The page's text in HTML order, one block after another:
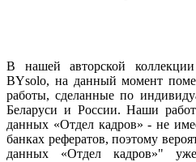
В нашей авторской
BYsolo, на данный момент
работы, сделанные по
Беларуси и России. Наши
данных «Отдел кадров» - не
банках рефератов, поэтому
данных «Отдел кадров»"